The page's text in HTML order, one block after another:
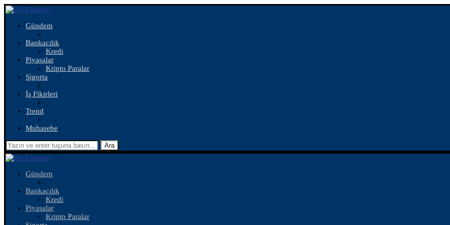
Gündem
Bankacılık
Kredi
Piyasalar
Kripto Paralar
Sigorta
İş Fikirleri
Trend
Muhasebe
Ara
Gündem
Bankacılık
Kredi
Piyasalar
Kripto Paralar